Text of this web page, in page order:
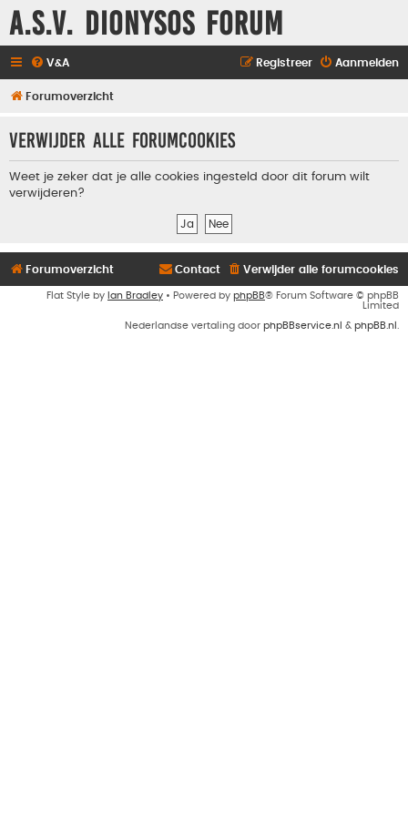
A.S.V. Dionysos Forum
V&A Aanmelden
Registreer
Forumoverzicht
Verwijder alle forumcookies
Weet je zeker dat je alle cookies ingesteld door dit forum wilt
verwijderen?
Forumoverzicht Verwijder alle forumcookies
Contact
Flat Style by Ian Bradley • Powered by phpBB® Forum Software © phpBB
Limited
Nederlandse vertaling door phpBBservice.nl & phpBB.nl